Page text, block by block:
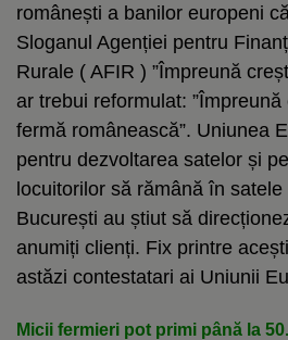
românești a banilor europeni
Sloganul Agenției pentru
Rurale ( AFIR ) ”Împreună
ar trebui reformulat:
fermă românească”. Uniunea
pentru dezvoltarea satelor și
locuitorilor să rămână în
București au știut să
anumiți clienți. Fix printre
astăzi contestatari ai Uniunii
Micii fermieri pot primi până la